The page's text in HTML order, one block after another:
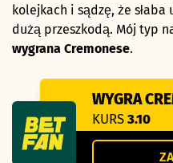
kolejkach i sądzę, że
dużą przeszkodą. Mój typ
wygrana Cremonese.
WYGRA
KURS 3.10